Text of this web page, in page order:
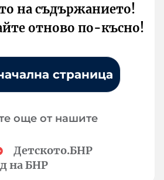
на съдържанието!
отново по-късно!
страница
още от нашите
Детското.БНР
на БНР